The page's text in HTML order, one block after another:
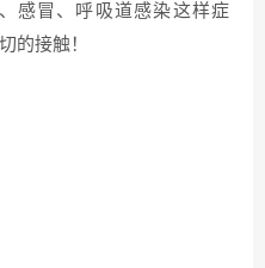
感冒、呼吸道感染这样症
的接触！